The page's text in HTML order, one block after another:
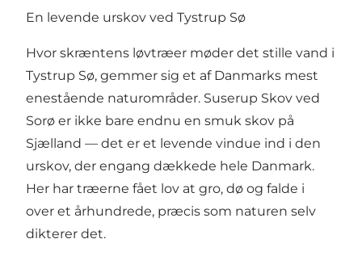
En levende urskov ved Tystrup Sø
Hvor skræntens løvtræer møder det stille vand i
Tystrup Sø, gemmer sig et af Danmarks mest
enestående naturområder. Suserup Skov ved
Sorø er ikke bare endnu en smuk skov på
Sjælland — det er et levende vindue ind i den
urskov, der engang dækkede hele Danmark.
Her har træerne fået lov at gro, dø og falde i
over et århundrede, præcis som naturen selv
dikterer det.